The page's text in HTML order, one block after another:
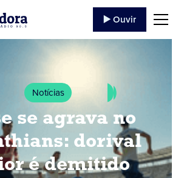
▶️ Ouvir
Notícias
se agrava no
dorival
é demitido